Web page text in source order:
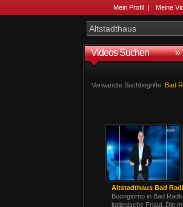
Mein Profil | Meine
Videos Suchen
Verwandte Suchbegriffe: Bad
Altstadthaus Bad
Buongiorno in Bad
italienische Friaul. Die